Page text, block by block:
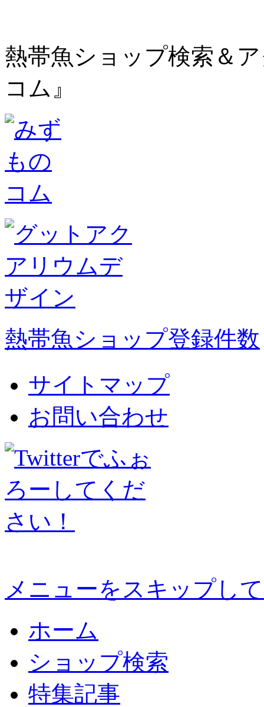
熱帯魚ショップ検索＆
コム』
熱帯魚ショップ登録件数
サイトマップ
お問い合わせ
メニューをスキップし
ホーム
ショップ検索
特集記事